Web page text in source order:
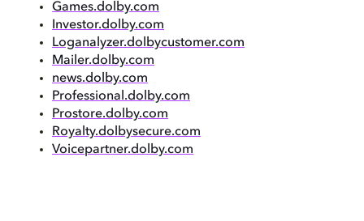
Games.dolby.com
Investor.dolby.com
Loganalyzer.dolbycustomer.com
Mailer.dolby.com
news.dolby.com
Professional.dolby.com
Prostore.dolby.com
Royalty.dolbysecure.com
Voicepartner.dolby.com